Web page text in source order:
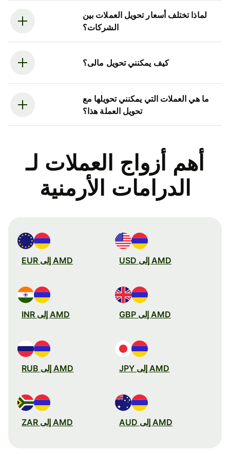
لماذا تختلف أسعار تحويل العملات بين
الشركات؟
كيف يمكنني تحويل مالى؟
ما هي العملات التي يمكنني تحويلها مع
تحويل العملة هذا؟
أهم أزواج العملات لـ
الدرامات الأرمنية
AMD إلى USD AMD إلى EUR
AMD إلى GBP AMD إلى INR
AMD إلى JPY AMD إلى RUB
AMD إلى AUD AMD إلى ZAR